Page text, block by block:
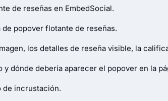
de reseñas en EmbedSocial.
de popover flotante de reseñas.
los detalles de reseña visible, la
y dónde debería aparecer el popover en la
de incrustación.